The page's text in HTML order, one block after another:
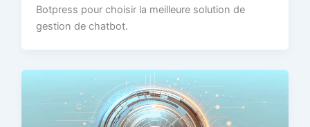
Botpress pour choisir la meilleure solution de
gestion de chatbot.